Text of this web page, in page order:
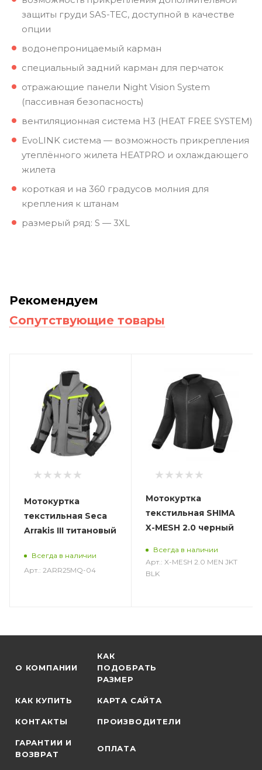
защиты груди SAS-TEC, доступной в качестве
опции
водонепроницаемый карман
специальный задний карман для перчаток
отражающие панели Night Vision System
(пассивная безопасность)
вентиляционная система H3 (HEAT FREE SYSTEM)
EvoLINK система — возможность прикрепления
утеплённого жилета HEATPRO и охлаждающего
жилета
короткая и на 360 градусов молния для
крепления к штанам
размерый ряд: S — 3XL
Рекомендуем
Сопутствующие товары
Мотокуртка
текстильная Seca
Arrakis III титановый
Всегда в наличии
Арт.: 2ARR25MQ-04
Мотокуртка
текстильная SHIMA
X-MESH 2.0 черный
Всегда в наличии
Арт.: X-MESH 2.0 MEN JKT
BLK
О КОМПАНИИ
КАК
ПОДОБРАТЬ
РАЗМЕР
КАК КУПИТЬ КАРТА САЙТА
КОНТАКТЫ ПРОИЗВОДИТЕЛИ
ГАРАНТИИ И
ВОЗВРАТ
ОПЛАТА